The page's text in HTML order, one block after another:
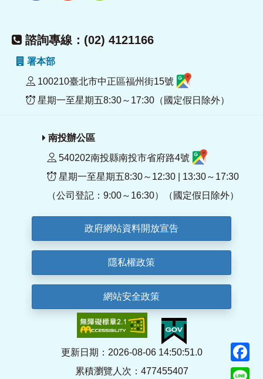
諮詢專線：(02) 4121166
署本部
100210臺北市中正區福州街15號
星期一至星期五8:30～17:30（國定假日除外）
南投辦公區
540202南投縣南投市省府路4號
星期一至星期五8:30～12:30 | 13:30～17:30
（公司登記：9:00～16:30）（國定假日除外）
政府網站資料開放宣告
隱私權政策
網站安全政策
更新日期：2026-08-06 14:50:51.0
累積瀏覽人次：477455407